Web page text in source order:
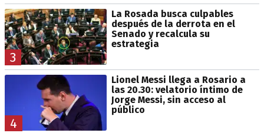
3
La Rosada busca culpables
después de la derrota en el
Senado y recalcula su
estrategia
4
Lionel Messi llega a Rosario a
las 20.30: velatorio íntimo de
Jorge Messi, sin acceso al
público